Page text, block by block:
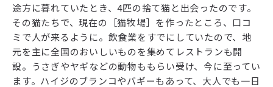
途方に暮れていたとき、4匹の捨て猫と出会ったのです。
その猫たちで、現在の［猫牧場］を作ったところ、口コ
ミで人が来るように。飲食業をすでにしていたので、地
元を主に全国のおいしいものを集めてレストランも開
設。うさぎやヤギなどの動物ももらい受け、今に至ってい
ます。ハイジのブランコやバギーもあって、大人でも一日